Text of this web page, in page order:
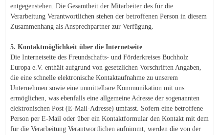
entgegenstehen. Die Gesamtheit der Mitarbeiter des für die
Verarbeitung Verantwortlichen stehen der betroffenen Person in diesem
Zusammenhang als Ansprechpartner zur Verfügung.
5. Kontaktmöglichkeit über die Internetseite
Die Internetseite des Freundschafts- und Förderkreises Buchholz
Europa e.V. enthält aufgrund von gesetzlichen Vorschriften Angaben,
die eine schnelle elektronische Kontaktaufnahme zu unserem
Unternehmen sowie eine unmittelbare Kommunikation mit uns
ermöglichen, was ebenfalls eine allgemeine Adresse der sogenannten
elektronischen Post (E-Mail-Adresse) umfasst. Sofern eine betroffene
Person per E-Mail oder über ein Kontaktformular den Kontakt mit dem
für die Verarbeitung Verantwortlichen aufnimmt, werden die von der